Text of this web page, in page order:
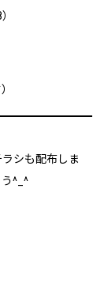
シも配布しま
^_^